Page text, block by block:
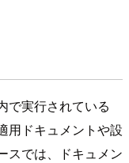
で実行されている
用ドキュメントや設
スでは、ドキュメン